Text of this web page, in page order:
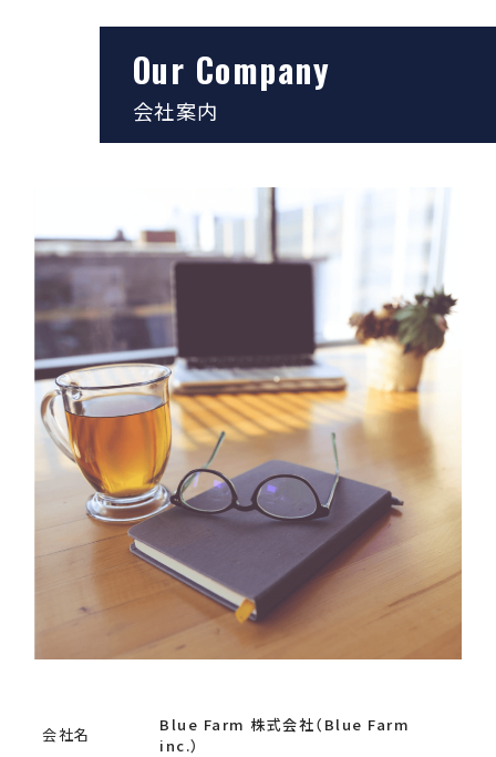
Our Company
会社案内
会社名
Blue Farm 株式会社（Blue Farm
inc.）